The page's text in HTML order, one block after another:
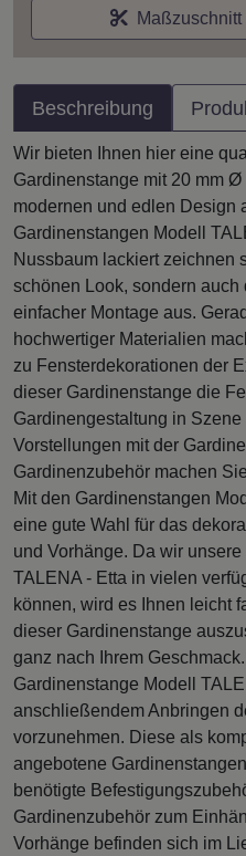
Maßzuschnitt
Beschreibung
Wir bieten Ihnen hier eine
Gardinenstange mit 20 mm
modernen und edlen Design
Gardinenstangen Modell
Nussbaum lackiert zeichnen
schönen Look, sondern
einfacher Montage aus.
hochwertiger Materialien
zu Fensterdekorationen der
dieser Gardinenstange die
Gardinengestaltung in
Vorstellungen mit der
Gardinenzubehör machen
Mit den Gardinenstangen
eine gute Wahl für das
und Vorhänge. Da wir unsere
TALENA - Etta in vielen
können, wird es Ihnen leicht
dieser Gardinenstange
ganz nach Ihrem
Gardinenstange Modell
anschließendem Anbringen
vorzunehmen. Diese als
angebotene
benötigte
Gardinenzubehör zum
Vorhänge befinden sich im